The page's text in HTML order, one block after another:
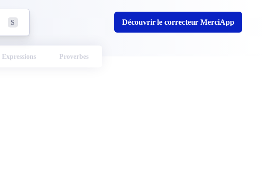
S Découvrir le correcteur MerciApp
Expressions Proverbes